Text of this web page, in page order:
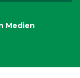
Medien